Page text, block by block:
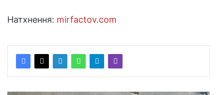
Натхнення: mirfactov.com